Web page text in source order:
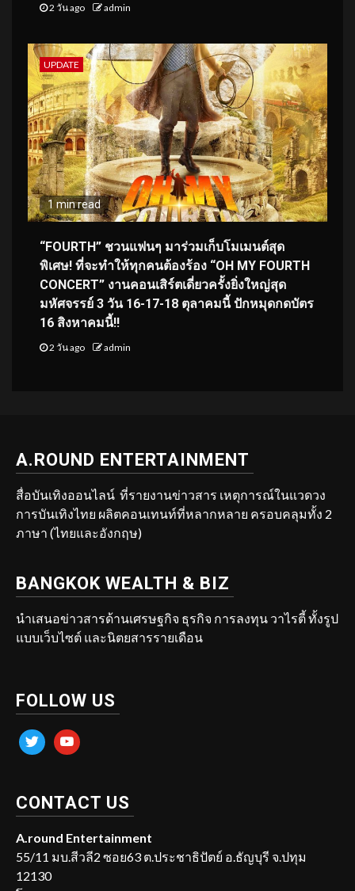
2 วัน ago admin
UPDATE
1 min read
“FOURTH” ชวนแฟนๆ มาร่วมเก็บโมเมนต์สุด
พิเศษ! ที่จะทำให้ทุกคนต้องร้อง “OH MY FOURTH
CONCERT” งานคอนเสิร์ตเดี่ยวครั้งยิ่งใหญ่สุด
มหัศจรรย์ 3 วัน 16-17-18 ตุลาคมนี้ ปักหมุดกดบัตร
16 สิงหาคมนี้!!
2 วัน ago admin
A.ROUND ENTERTAINMENT
สื่อบันเทิงออนไลน์ ที่รายงานข่าวสาร เหตุการณ์ในแวดวง
การบันเทิงไทย ผลิตคอนเทนท์ที่หลากหลาย ครอบคลุมทั้ง 2
ภาษา (ไทยและอังกฤษ)
BANGKOK WEALTH & BIZ
นำเสนอข่าวสารด้านเศรษฐกิจ ธุรกิจ การลงทุน วาไรตี้ ทั้งรูป
แบบเว็บไซต์ และนิตยสารรายเดือน
FOLLOW US
twitter youtube
CONTACT US
A.round Entertainment
55/11 มบ.สีวลี2 ซอย63 ต.ประชาธิปัตย์ อ.ธัญบุรี จ.ปทุม
12130